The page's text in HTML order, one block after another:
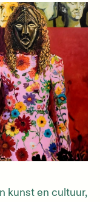
kunst en cultuur,